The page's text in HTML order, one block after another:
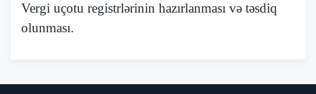
Vergi uçotu registrlərinin hazırlanması və təsdiq
olunması.